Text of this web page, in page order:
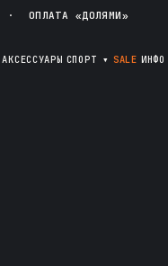
· ОПЛАТА «ДОЛЯМИ»
АКСЕССУАРЫ СПОРТ ▾ SALE ИНФО